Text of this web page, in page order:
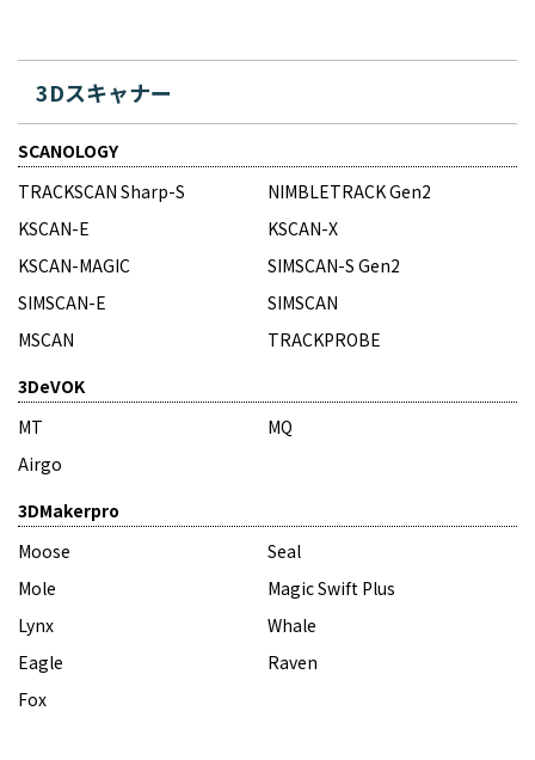
3Dスキャナー
SCANOLOGY
TRACKSCAN Sharp-S
NIMBLETRACK Gen2
KSCAN-E
KSCAN-X
KSCAN-MAGIC
SIMSCAN-S Gen2
SIMSCAN-E
SIMSCAN
MSCAN
TRACKPROBE
3DeVOK
MT
MQ
Airgo
3DMakerpro
Moose
Seal
Mole
Magic Swift Plus
Lynx
Whale
Eagle
Raven
Fox